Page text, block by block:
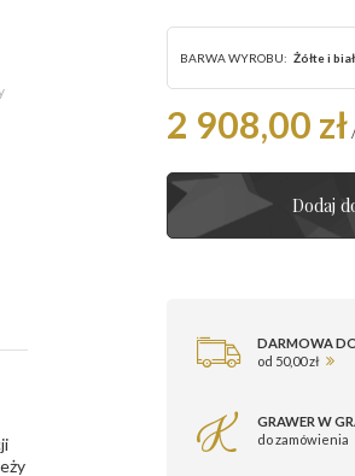
BARWA WYROBU: Żółte i
2 908,00 zł /
Dodaj
DARMOWA
od 50,00 zł
GRAWER W
do zamówienia